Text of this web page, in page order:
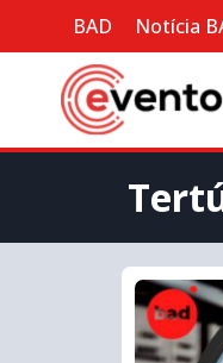
BAD Notícia